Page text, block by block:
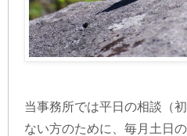
当事務所では平日の相談（
ない方のために、毎月土日